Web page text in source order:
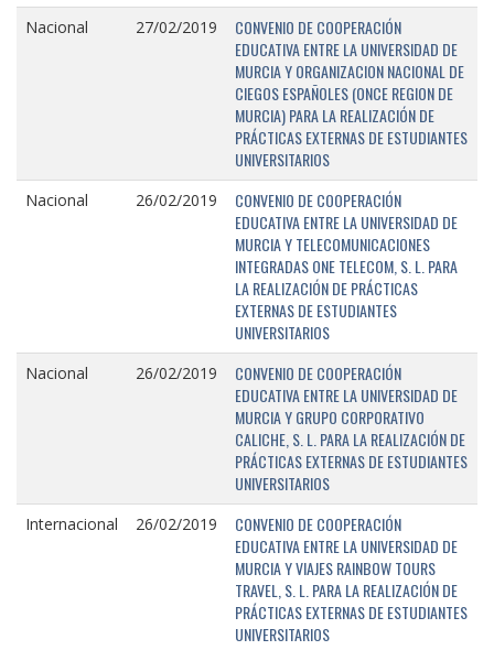
Nacional 27/02/2019
CONVENIO DE COOPERACIÓN
EDUCATIVA ENTRE LA UNIVERSIDAD DE
MURCIA Y ORGANIZACION NACIONAL DE
CIEGOS ESPAÑOLES (ONCE REGION DE
MURCIA) PARA LA REALIZACIÓN DE
PRÁCTICAS EXTERNAS DE ESTUDIANTES
UNIVERSITARIOS
Nacional 26/02/2019
CONVENIO DE COOPERACIÓN
EDUCATIVA ENTRE LA UNIVERSIDAD DE
MURCIA Y TELECOMUNICACIONES
INTEGRADAS ONE TELECOM, S. L. PARA
LA REALIZACIÓN DE PRÁCTICAS
EXTERNAS DE ESTUDIANTES
UNIVERSITARIOS
Nacional 26/02/2019
CONVENIO DE COOPERACIÓN
EDUCATIVA ENTRE LA UNIVERSIDAD DE
MURCIA Y GRUPO CORPORATIVO
CALICHE, S. L. PARA LA REALIZACIÓN DE
PRÁCTICAS EXTERNAS DE ESTUDIANTES
UNIVERSITARIOS
Internacional 26/02/2019
CONVENIO DE COOPERACIÓN
EDUCATIVA ENTRE LA UNIVERSIDAD DE
MURCIA Y VIAJES RAINBOW TOURS
TRAVEL, S. L. PARA LA REALIZACIÓN DE
PRÁCTICAS EXTERNAS DE ESTUDIANTES
UNIVERSITARIOS